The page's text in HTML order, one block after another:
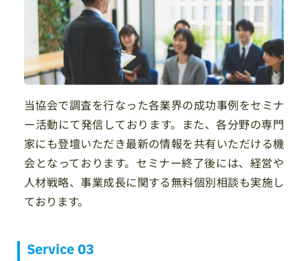
当協会で調査を行なった各業界の成功事例をセミナ
ー活動にて発信しております。また、各分野の専門
家にも登壇いただき最新の情報を共有いただける機
会となっております。セミナー終了後には、経営や
人材戦略、事業成長に関する無料個別相談も実施し
ております。
Service 03